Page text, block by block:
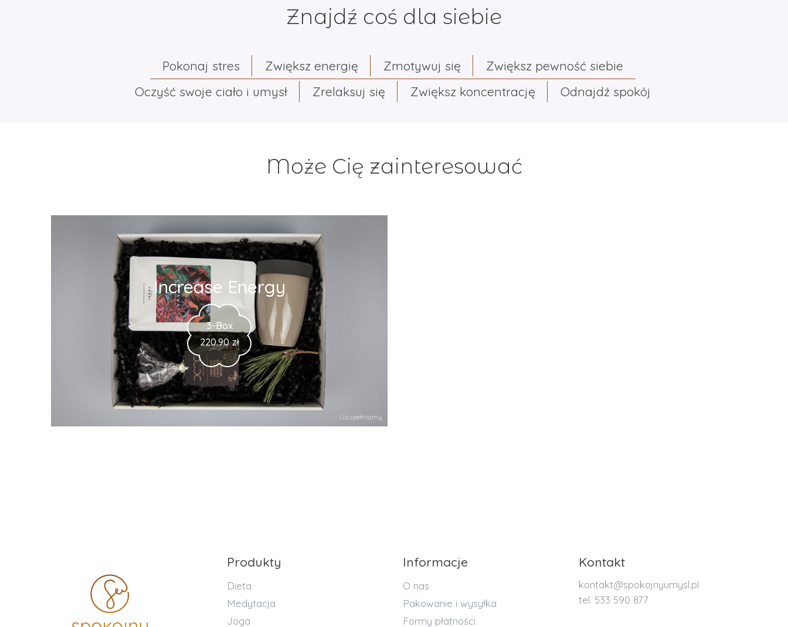
Znajdź coś dla siebie
Pokonaj stres Zwiększ energię Zmotywuj się
Zwiększ pewność siebie
Oczyść swoje ciało i umysł
Zrelaksuj się Zwiększ koncentrację Odnajdź spokój
Może Cię zainteresować
Uzupełniamy
Increase Energy
3-Box
220.90 zł
Produkty
Dieta
Medytacja
Joga
Informacje
O nas
Pakowanie i wysyłka
Formy płatności
Kontakt
kontakt@spokojnyumysl.pl
tel. 533 590 877